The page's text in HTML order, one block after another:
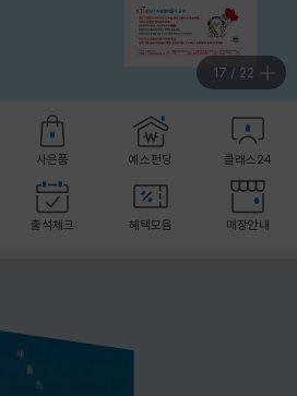
17 / 22
사은품 예스펀딩 클래스24
출석체크 혜택모음 매장안내